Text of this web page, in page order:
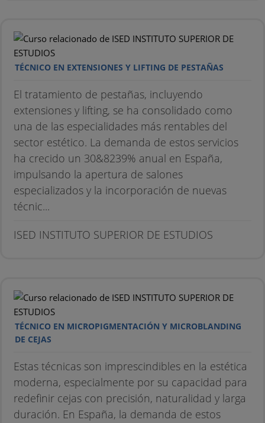
TÉCNICO EN EXTENSIONES Y LIFTING DE PESTAÑAS
El tratamiento de pestañas, incluyendo
extensiones y lifting, se ha consolidado como
una de las especialidades más rentables del
sector estético. La demanda de estos servicios
ha crecido un 30&8239% anual en España,
impulsando la apertura de salones
especializados y la incorporación de nuevas
técnic...
ISED INSTITUTO SUPERIOR DE ESTUDIOS
TÉCNICO EN MICROPIGMENTACIÓN Y MICROBLANDING
DE CEJAS
Estas técnicas son imprescindibles en la estética
moderna, especialmente por su capacidad para
redefinir cejas con precisión, naturalidad y larga
duración. En España, la demanda de estos